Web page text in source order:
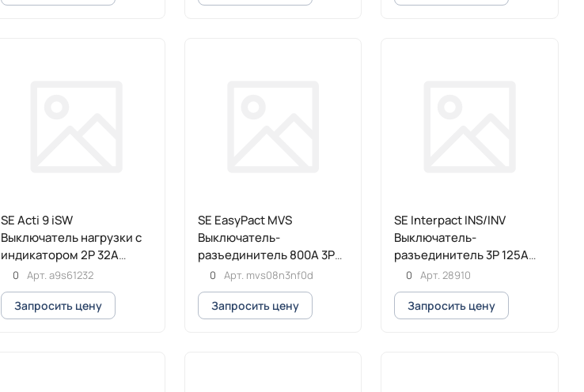
SE Acti 9 iSW
Выключатель нагрузки с
индикатором 2P 32A
красный
0 Арт. a9s61232
Запросить цену
SE EasyPact MVS
Выключатель-
разъединитель 800A 3P
50кА стационарный с
электроприводом
0 Арт. mvs08n3nf0d
Запросить цену
SE Interpact INS/INV
Выключатель-
разъединитель 3P 125А
рукоятка спереди
0 Арт.28910
Запросить цену